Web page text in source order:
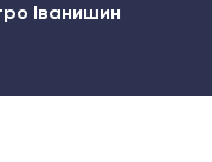
Іванишин